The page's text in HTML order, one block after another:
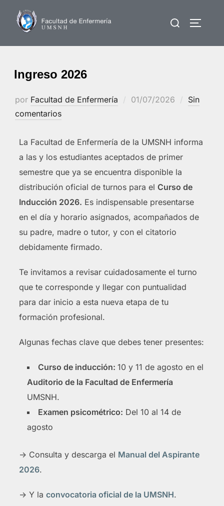
contenido
Buscar:
Ingreso 2026
por Facultad de Enfermería
Publicado
01/07/2026
Sin
comentarios
La Facultad de Enfermería de la UMSNH informa
a las y los estudiantes aceptados de primer
semestre que ya se encuentra disponible la
distribución oficial de turnos para el Curso de
Inducción 2026. Es indispensable presentarse
en el día y horario asignados, acompañados de
su padre, madre o tutor, y con el citatorio
debidamente firmado.
Te invitamos a revisar cuidadosamente el turno
que te corresponde y llegar con puntualidad
para dar inicio a esta nueva etapa de tu
formación profesional.
Algunas fechas clave que debes tener presentes:
Curso de inducción: 10 y 11 de agosto en el
Auditorio de la Facultad de Enfermería
UMSNH.
Examen psicométrico: Del 10 al 14 de
agosto
-> Consulta y descarga el Manual del Aspirante
2026.
-> Y la convocatoria oficial de la UMSNH.